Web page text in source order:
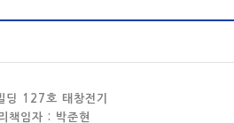
127호 태창전기
책임자 : 박준현